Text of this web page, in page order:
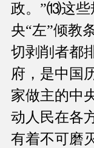
政。”⒀这些
央“左”倾教
切剥削者都
府，是中国
家做主的中
动人民在各
有着不可磨